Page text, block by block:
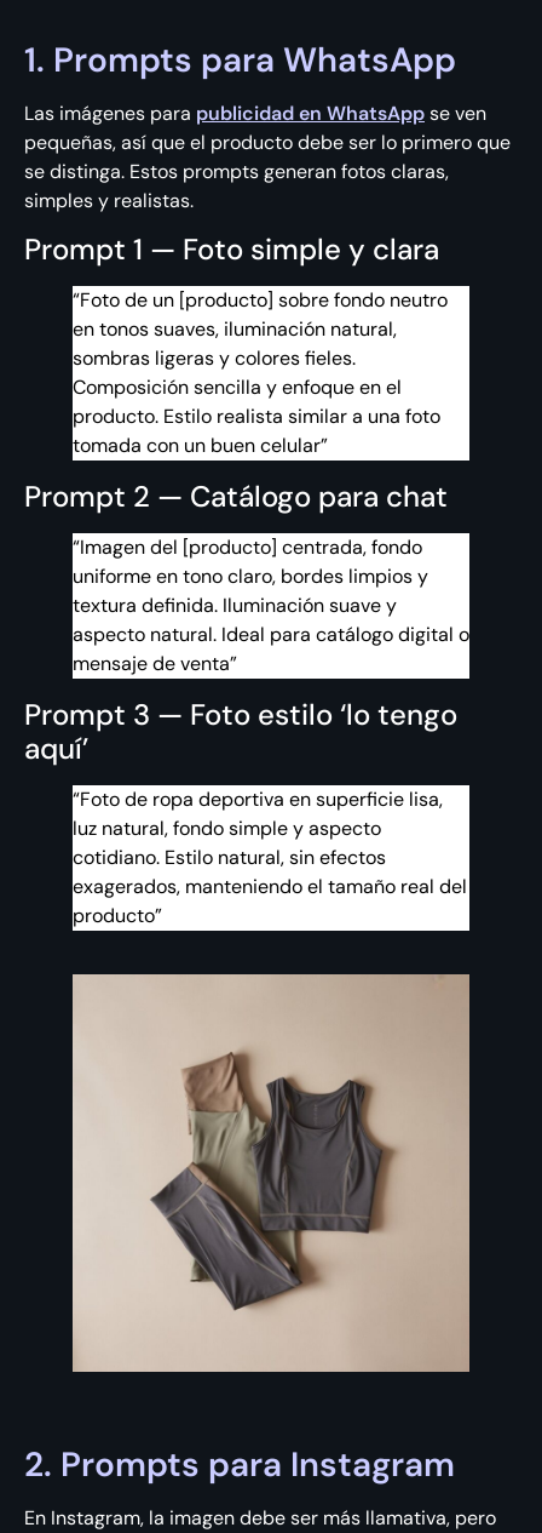
1. Prompts para WhatsApp
Las imágenes para publicidad en WhatsAppse ven
pequeñas, así que el producto debe ser lo primero que
se distinga. Estos prompts generan fotos claras,
simples y realistas.
Prompt 1 — Foto simple y clara
“Foto de un [producto] sobre fondo neutro
en tonos suaves, iluminación natural,
sombras ligeras y colores fieles.
Composición sencilla y enfoque en el
producto. Estilo realista similar a una foto
tomada con un buen celular”
Prompt 2 — Catálogo para chat
“Imagen del [producto] centrada, fondo
uniforme en tono claro, bordes limpios y
textura definida. Iluminación suave y
aspecto natural. Ideal para catálogo digital o
mensaje de venta”
Prompt 3 — Foto estilo ‘lo tengo
aquí’
“Foto de ropa deportiva en superficie lisa,
luz natural, fondo simple y aspecto
cotidiano. Estilo natural, sin efectos
exagerados, manteniendo el tamaño real del
producto”
2. Prompts para Instagram
En Instagram, la imagen debe ser más llamativa, pero